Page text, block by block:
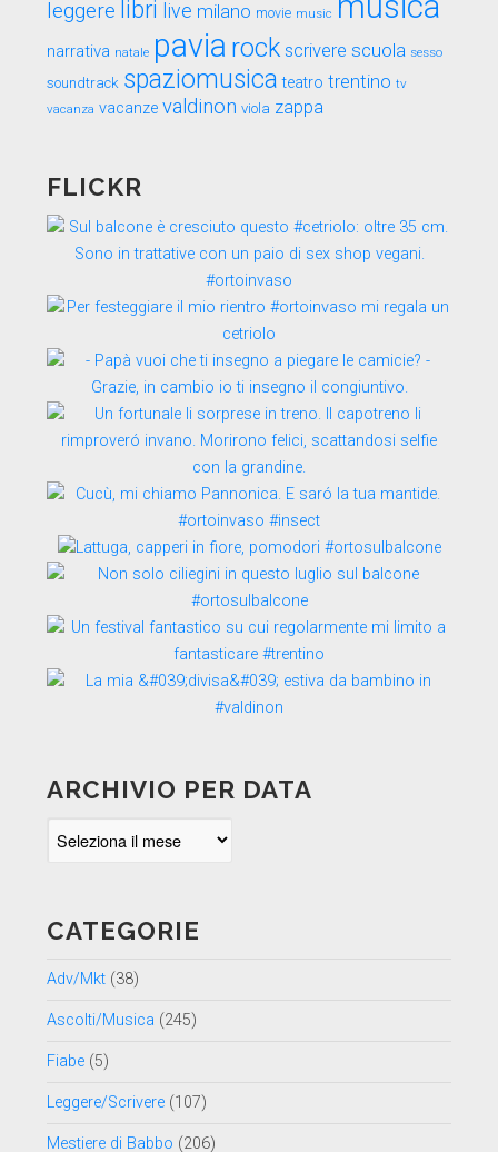
leggere libri live milano movie music
narrativa natale pavia rock scrivere scuola sesso
soundtrack spaziomusica teatro trentino tv
vacanza vacanze valdinon viola zappa
FLICKR
ARCHIVIO PER DATA
CATEGORIE
Adv/Mkt(38)
Ascolti/Musica (245)
Fiabe(5)
Leggere/Scrivere(107)
Mestiere di Babbo (206)